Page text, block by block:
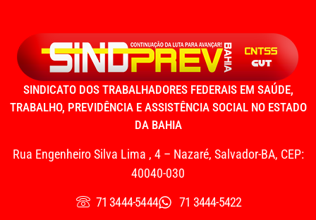
SINDICATO DOS TRABALHADORES FEDERAIS EM SAÚDE,
TRABALHO, PREVIDÊNCIA E ASSISTÊNCIA SOCIAL NO ESTADO
DA BAHIA
Rua Engenheiro Silva Lima , 4 – Nazaré, Salvador-BA, CEP:
40040-030
71 3444-5444
71 3444-5422